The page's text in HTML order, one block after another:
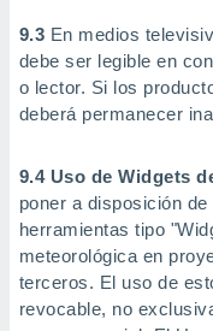
9.3 En medios
debe ser legible en
o lector. Si los
deberá permanecer
9.4 Uso de Widgets
poner a disposición
herramientas tipo
meteorológica en
terceros. El uso de
revocable, no